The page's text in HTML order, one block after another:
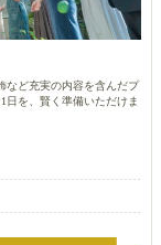
など充実の内容を含んだプ
日を、賢く準備いただけま